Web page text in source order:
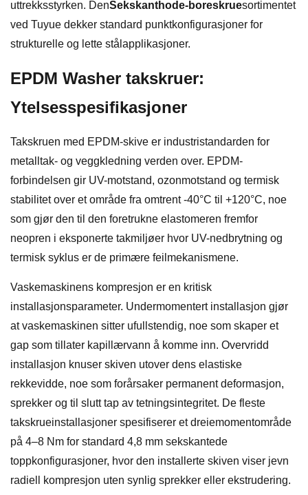
uttrekksstyrken. DenSekskanthode-boreskruesortimentet
ved Tuyue dekker standard punktkonfigurasjoner for
strukturelle og lette stålapplikasjoner.
EPDM Washer takskruer:
Ytelsesspesifikasjoner
Takskruen med EPDM-skive er industristandarden for
metalltak- og veggkledning verden over. EPDM-
forbindelsen gir UV-motstand, ozonmotstand og termisk
stabilitet over et område fra omtrent -40°C til +120°C, noe
som gjør den til den foretrukne elastomeren fremfor
neopren i eksponerte takmiljøer hvor UV-nedbrytning og
termisk syklus er de primære feilmekanismene.
Vaskemaskinens kompresjon er en kritisk
installasjonsparameter. Undermomentert installasjon gjør
at vaskemaskinen sitter ufullstendig, noe som skaper et
gap som tillater kapillærvann å komme inn. Overvridd
installasjon knuser skiven utover dens elastiske
rekkevidde, noe som forårsaker permanent deformasjon,
sprekker og til slutt tap av tetningsintegritet. De fleste
takskrueinstallasjoner spesifiserer et dreiemomentområde
på 4–8 Nm for standard 4,8 mm sekskantede
toppkonfigurasjoner, hvor den installerte skiven viser jevn
radiell kompresjon uten synlig sprekker eller ekstrudering.